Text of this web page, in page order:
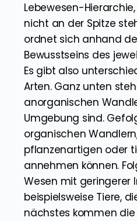
Lebewesen-
nicht an der Spitze
ordnet sich anhand
Bewusstseins des
Es gibt also
Arten. Ganz unten
anorganischen
Umgebung sind.
organischen
pflanzenartigen oder
annehmen können.
Wesen mit geringerer
beispielsweise Tiere,
nächstes kommen